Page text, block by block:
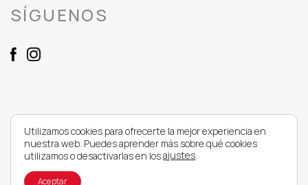
SÍGUENOS
Desarrollo webUNANIME
Carrión Muebles
Política de privacidad
Utilizamos cookies para ofrecerte la mejor experiencia en
nuestra web. Puedes aprender más sobre qué cookies
utilizamos o desactivarlas en losajustes.
Aceptar